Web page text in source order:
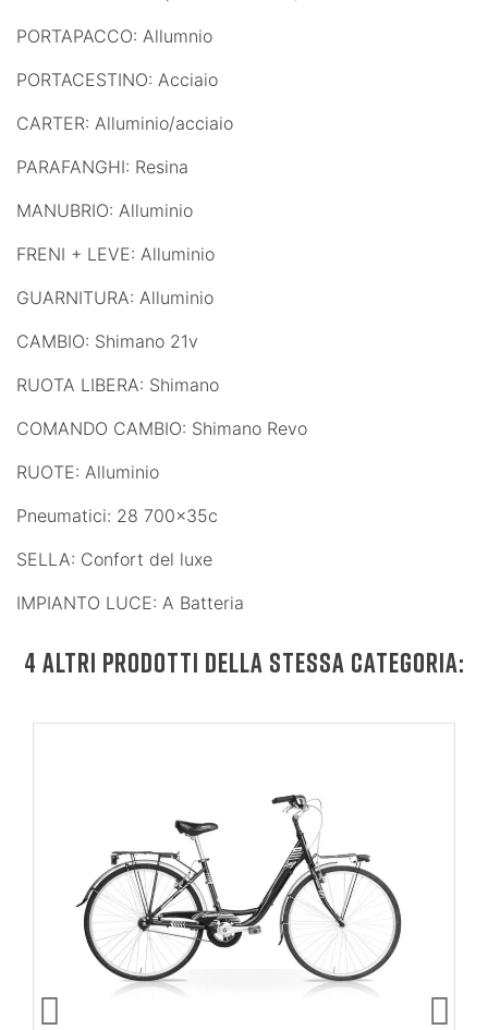
PORTAPACCO: Allumnio
PORTACESTINO: Acciaio
CARTER: Alluminio/acciaio
PARAFANGHI: Resina
MANUBRIO: Alluminio
FRENI + LEVE: Alluminio
GUARNITURA: Alluminio
CAMBIO: Shimano 21v
RUOTA LIBERA: Shimano
COMANDO CAMBIO: Shimano Revo
RUOTE: Alluminio
Pneumatici: 28 700x35c
SELLA: Confort del luxe
IMPIANTO LUCE: A Batteria
4 ALTRI PRODOTTI DELLA STESSA CATEGORIA: